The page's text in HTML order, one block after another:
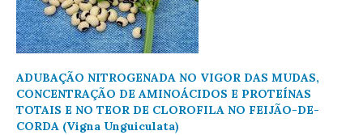
ADUBAÇÃO NITROGENADA NO VIGOR DAS MUDAS,
CONCENTRAÇÃO DE AMINOÁCIDOS E PROTEÍNAS
TOTAIS E NO TEOR DE CLOROFILA NO FEIJÃO-DE-
CORDA (Vigna Unguiculata)